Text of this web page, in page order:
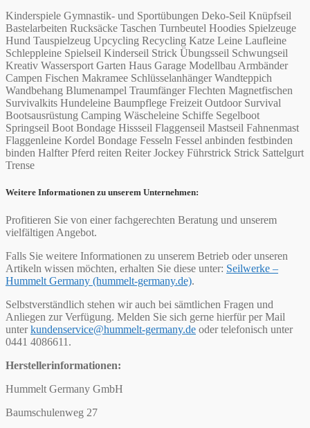
Kinderspiele Gymnastik- und Sportübungen Deko-Seil Knüpfseil
Bastelarbeiten Rucksäcke Taschen Turnbeutel Hoodies Spielzeuge
Hund Tauspielzeug Upcycling Recycling Katze Leine Laufleine
Schleppleine Spielseil Kinderseil Strick Übungsseil Schwungseil
Kreativ Wassersport Garten Haus Garage Modellbau Armbänder
Campen Fischen Makramee Schlüsselanhänger Wandteppich
Wandbehang Blumenampel Traumfänger Flechten Magnetfischen
Survivalkits Hundeleine Baumpflege Freizeit Outdoor Survival
Bootsausrüstung Camping Wäscheleine Schiffe Segelboot
Springseil Boot Bondage Hissseil Flaggenseil Mastseil Fahnenmast
Flaggenleine Kordel Bondage Fesseln Fessel anbinden festbinden
binden Halfter Pferd reiten Reiter Jockey Führstrick Strick Sattelgurt
Trense
Weitere Informationen zu unserem Unternehmen:
Profitieren Sie von einer fachgerechten Beratung und unserem
vielfältigen Angebot.
Falls Sie weitere Informationen zu unserem Betrieb oder unseren
Artikeln wissen möchten, erhalten Sie diese unter: Seilwerke –
Hummelt Germany (hummelt-germany.de).
Selbstverständlich stehen wir auch bei sämtlichen Fragen und
Anliegen zur Verfügung. Melden Sie sich gerne hierfür per Mail
unterkundenservice@hummelt-germany.de oder telefonisch unter
0441 4086611.
Herstellerinformationen:
Hummelt Germany GmbH
Baumschulenweg 27